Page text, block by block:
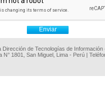
Dirección de Tecnologías de
N° 1801, San Miguel, Lima - Perú |